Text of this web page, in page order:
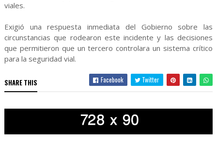
viales.
Exigió una respuesta inmediata del Gobierno sobre las
circunstancias que rodearon este incidente y las decisiones
que permitieron que un tercero controlara un sistema crítico
para la seguridad vial.
SHARE THIS Facebook Twitter